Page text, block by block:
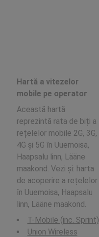
Hartă a vitezelor
mobile pe operator
Această hartă
reprezintă rata de biți a
rețelelor mobile 2G, 3G,
4G și 5G în Uuemoisa,
Haapsalu linn, Lääne
maakond. Vezi și: harta
de acoperire a rețelelor
în Uuemoisa, Haapsalu
linn, Lääne maakond.
T-Mobile (inc. Sprint)
Union Wireless